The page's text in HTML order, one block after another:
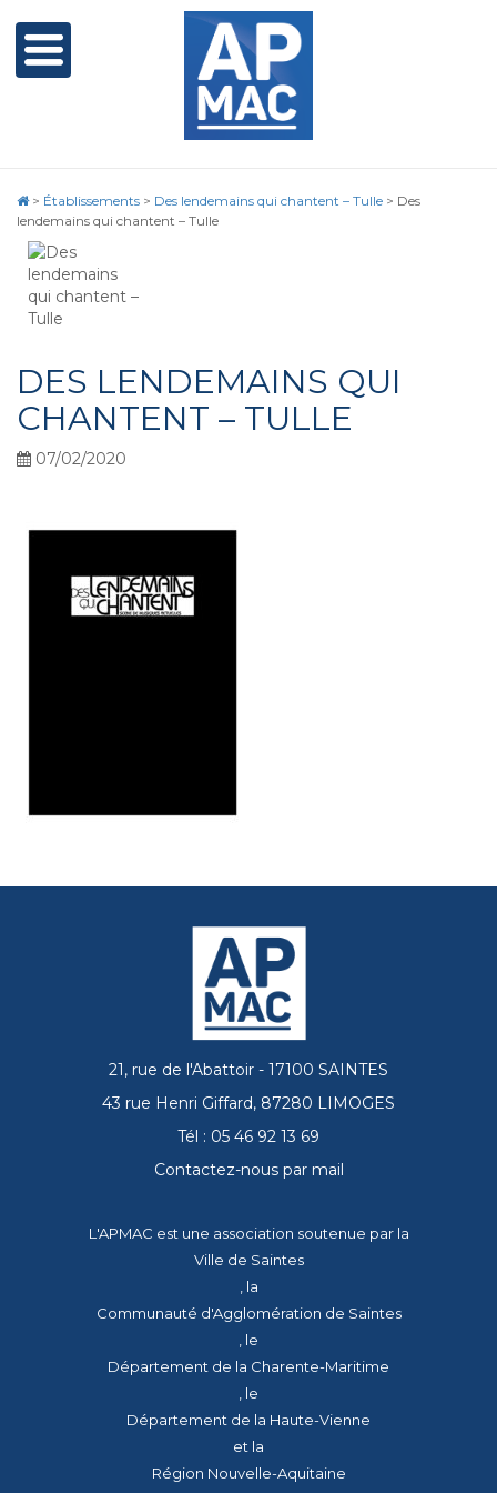
> Établissements > Des lendemains qui chantent – Tulle > Des
lendemains qui chantent – Tulle
DES LENDEMAINS QUI
CHANTENT – TULLE
07/02/2020
21, rue de l'Abattoir - 17100 SAINTES
43 rue Henri Giffard, 87280 LIMOGES
Tél : 05 46 92 13 69
Contactez-nous par mail
L'APMAC est une association soutenue par la
Ville de Saintes
, la
Communauté d'Agglomération de Saintes
, le
Département de la Charente-Maritime
, le
Département de la Haute-Vienne
et la
Région Nouvelle-Aquitaine